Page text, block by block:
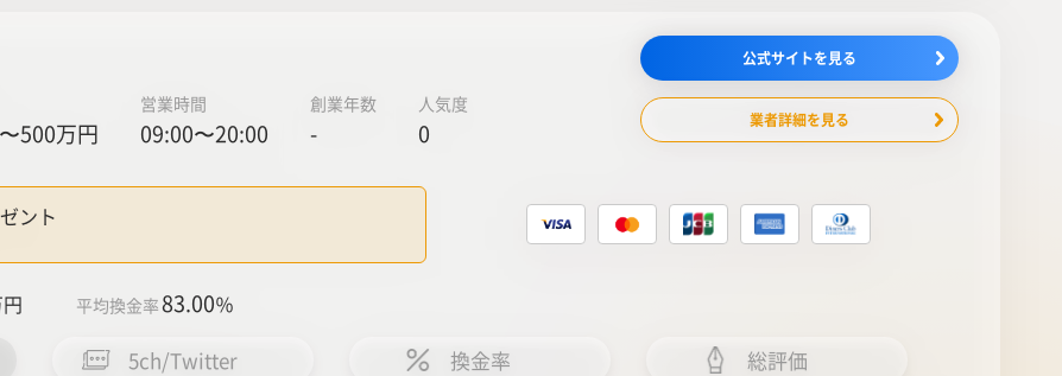
500万円
営業時間
09:00〜20:00
創業年数
-
人気度
0
公式サイトを見る
業者詳細を見る
ント
平均換金率83.00％
5ch/Twitter 換金率 総評価